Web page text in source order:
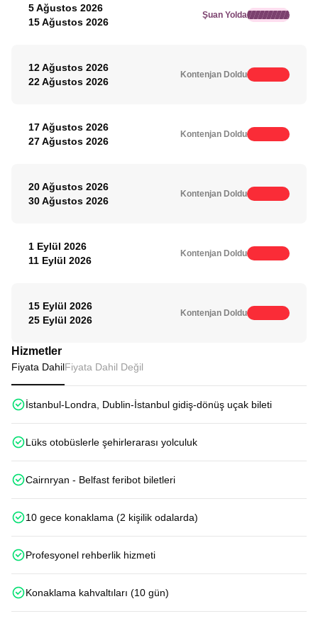
5 Ağustos 2026
15 Ağustos 2026
Şuan Yolda
12 Ağustos 2026
22 Ağustos 2026
Kontenjan Doldu
17 Ağustos 2026
27 Ağustos 2026
Kontenjan Doldu
20 Ağustos 2026
30 Ağustos 2026
Kontenjan Doldu
1 Eylül 2026
11 Eylül 2026
Kontenjan Doldu
15 Eylül 2026
25 Eylül 2026
Kontenjan Doldu
Hizmetler
Fiyata DahilFiyata Dahil Değil
İstanbul-Londra, Dublin-İstanbul gidiş-dönüş uçak bileti
Lüks otobüslerle şehirlerarası yolculuk
Cairnryan - Belfast feribot biletleri
10 gece konaklama (2 kişilik odalarda)
Profesyonel rehberlik hizmeti
Konaklama kahvaltıları (10 gün)